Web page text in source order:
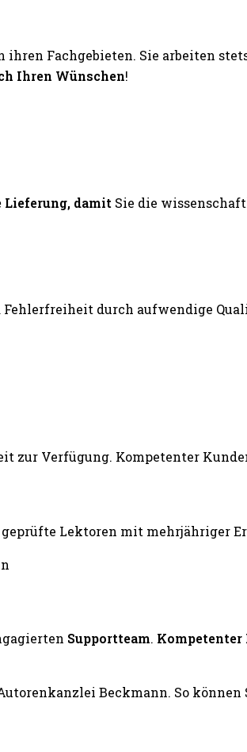
ihren Fachgebieten. Sie arbeiten
Ihren Wünschen!
Lieferung, damit Sie die
durch aufwendige
Lektoren mit mehrjähriger
Supportteam. Kompetenter